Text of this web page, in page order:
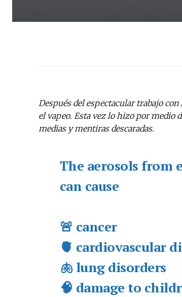
Después del espectacular trabajo
el vapeo. Esta vez lo hizo por medio
medias y mentiras descaradas.
The aerosols from
can cause
🚨 cancer
🫀 cardiovascular
🫁 lung disorders
🧠 damage to